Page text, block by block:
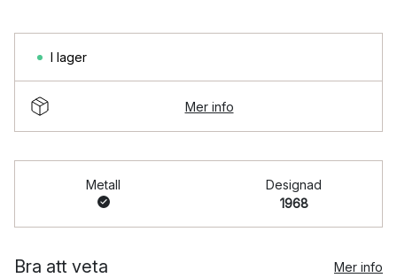
I lager
Mer info
Metall
Designad
1968
Bra att veta Mer info